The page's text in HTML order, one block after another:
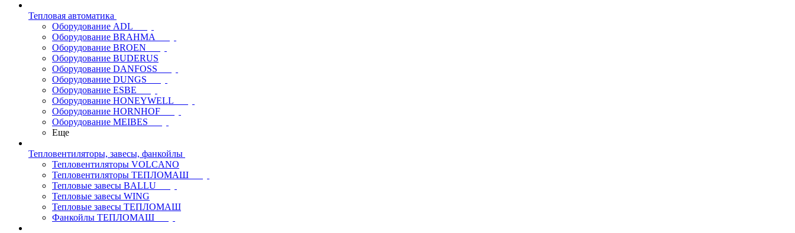
Тепловая автоматика
Оборудование ADL
Оборудование BRAHMA
Оборудование BROEN
Оборудование BUDERUS
Оборудование DANFOSS
Оборудование DUNGS
Оборудование ESBE
Оборудование HONEYWELL
Оборудование HORNHOF
Оборудование MEIBES
Еще
Тепловентиляторы, завесы, фанкойлы
Тепловентиляторы VOLCANO
Тепловентиляторы ТЕПЛОМАШ
Тепловые завесы BALLU
Тепловые завесы WING
Тепловые завесы ТЕПЛОМАШ
Фанкойлы ТЕПЛОМАШ